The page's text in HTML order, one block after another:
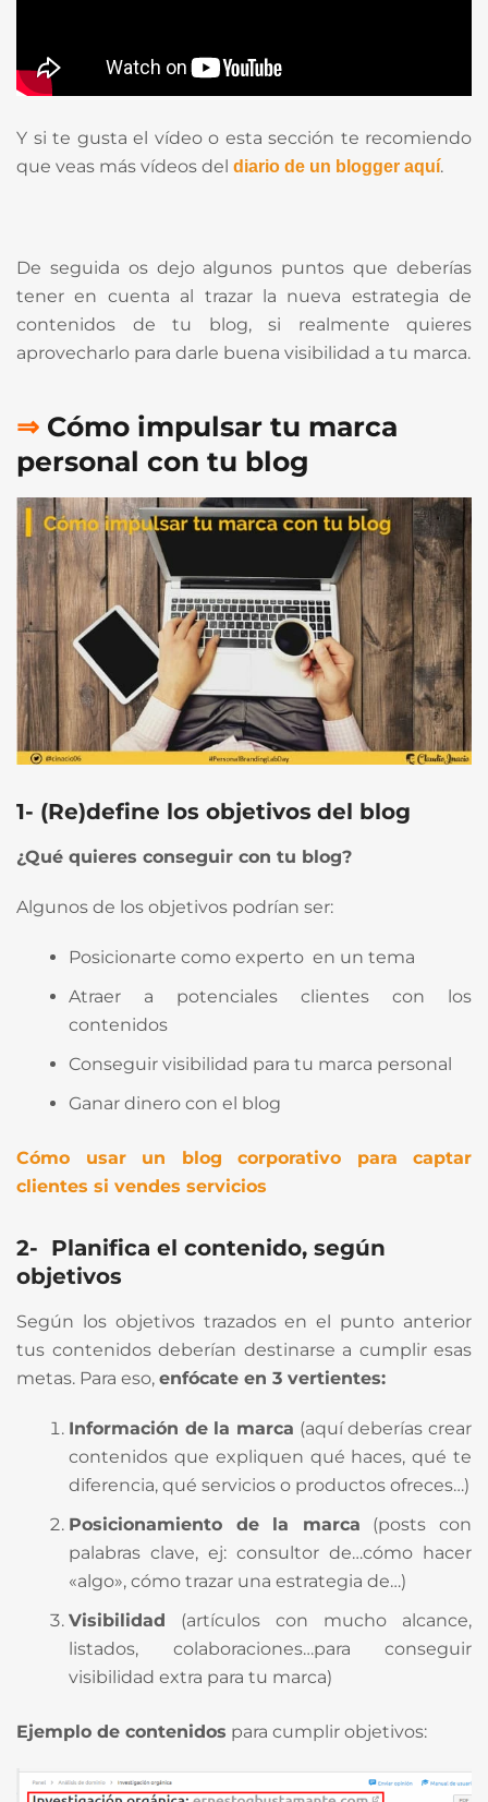
Y si te gusta el vídeo o esta sección te recomiendo
que veas más vídeos del diario de un blogger aquí.
De seguida os dejo algunos puntos que deberías
tener en cuenta al trazar la nueva estrategia de
contenidos de tu blog, si realmente quieres
aprovecharlo para darle buena visibilidad a tu marca.
⇒ Cómo impulsar tu marca
personal con tu blog
1- (Re)define los objetivos del blog
¿Qué quieres conseguir con tu blog?
Algunos de los objetivos podrían ser:
Posicionarte como experto en un tema
Atraer a potenciales clientes con los
contenidos
Conseguir visibilidad para tu marca personal
Ganar dinero con el blog
Cómo usar un blog corporativo para captar
clientes si vendes servicios
2- Planifica el contenido, según
objetivos
Según los objetivos trazados en el punto anterior
tus contenidos deberían destinarse a cumplir esas
metas. Para eso, enfócate en 3 vertientes:
Información de la marca (aquí deberías crear
contenidos que expliquen qué haces, qué te
diferencia, qué servicios o productos ofreces…)
Posicionamiento de la marca (posts con
palabras clave, ej: consultor de…cómo hacer
«algo», cómo trazar una estrategia de…)
Visibilidad
(artículos con mucho alcance,
listados, colaboraciones…para conseguir
visibilidad extra para tu marca)
Ejemplo de contenidos para cumplir objetivos: